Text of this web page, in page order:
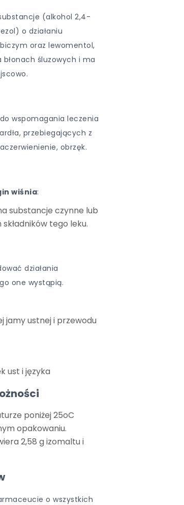
(alkohol 2,4-
o działaniu
oraz lewomentol,
błonach śluzowych i ma
wspomagania leczenia
przebiegających z
obrzęk.
wiśnia:
substancje czynne lub
tego leku.
działania
one wystąpią.
jamy ustnej i przewodu
ust i języka
poniżej 25oC
opakowaniu.
2,58 g izomaltu i
o wszystkich